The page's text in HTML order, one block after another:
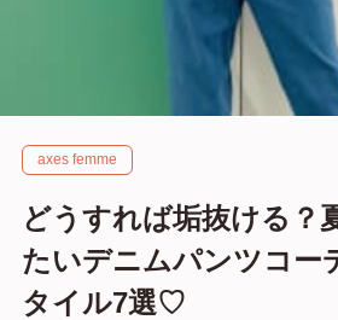
axes femme
どうすれば垢抜ける？
たいデニムパンツコー
タイル7選♡